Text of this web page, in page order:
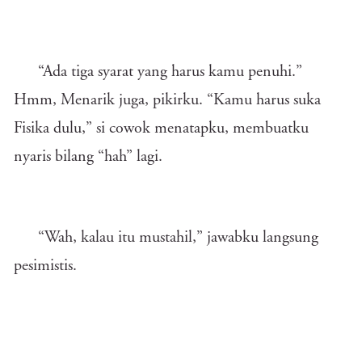
“Ada tiga syarat yang harus kamu penuhi.”
Hmm, Menarik juga, pikirku. “Kamu harus suka
Fisika dulu,” si cowok menatapku, membuatku
nyaris bilang “hah” lagi.
“Wah, kalau itu mustahil,” jawabku langsung
pesimistis.